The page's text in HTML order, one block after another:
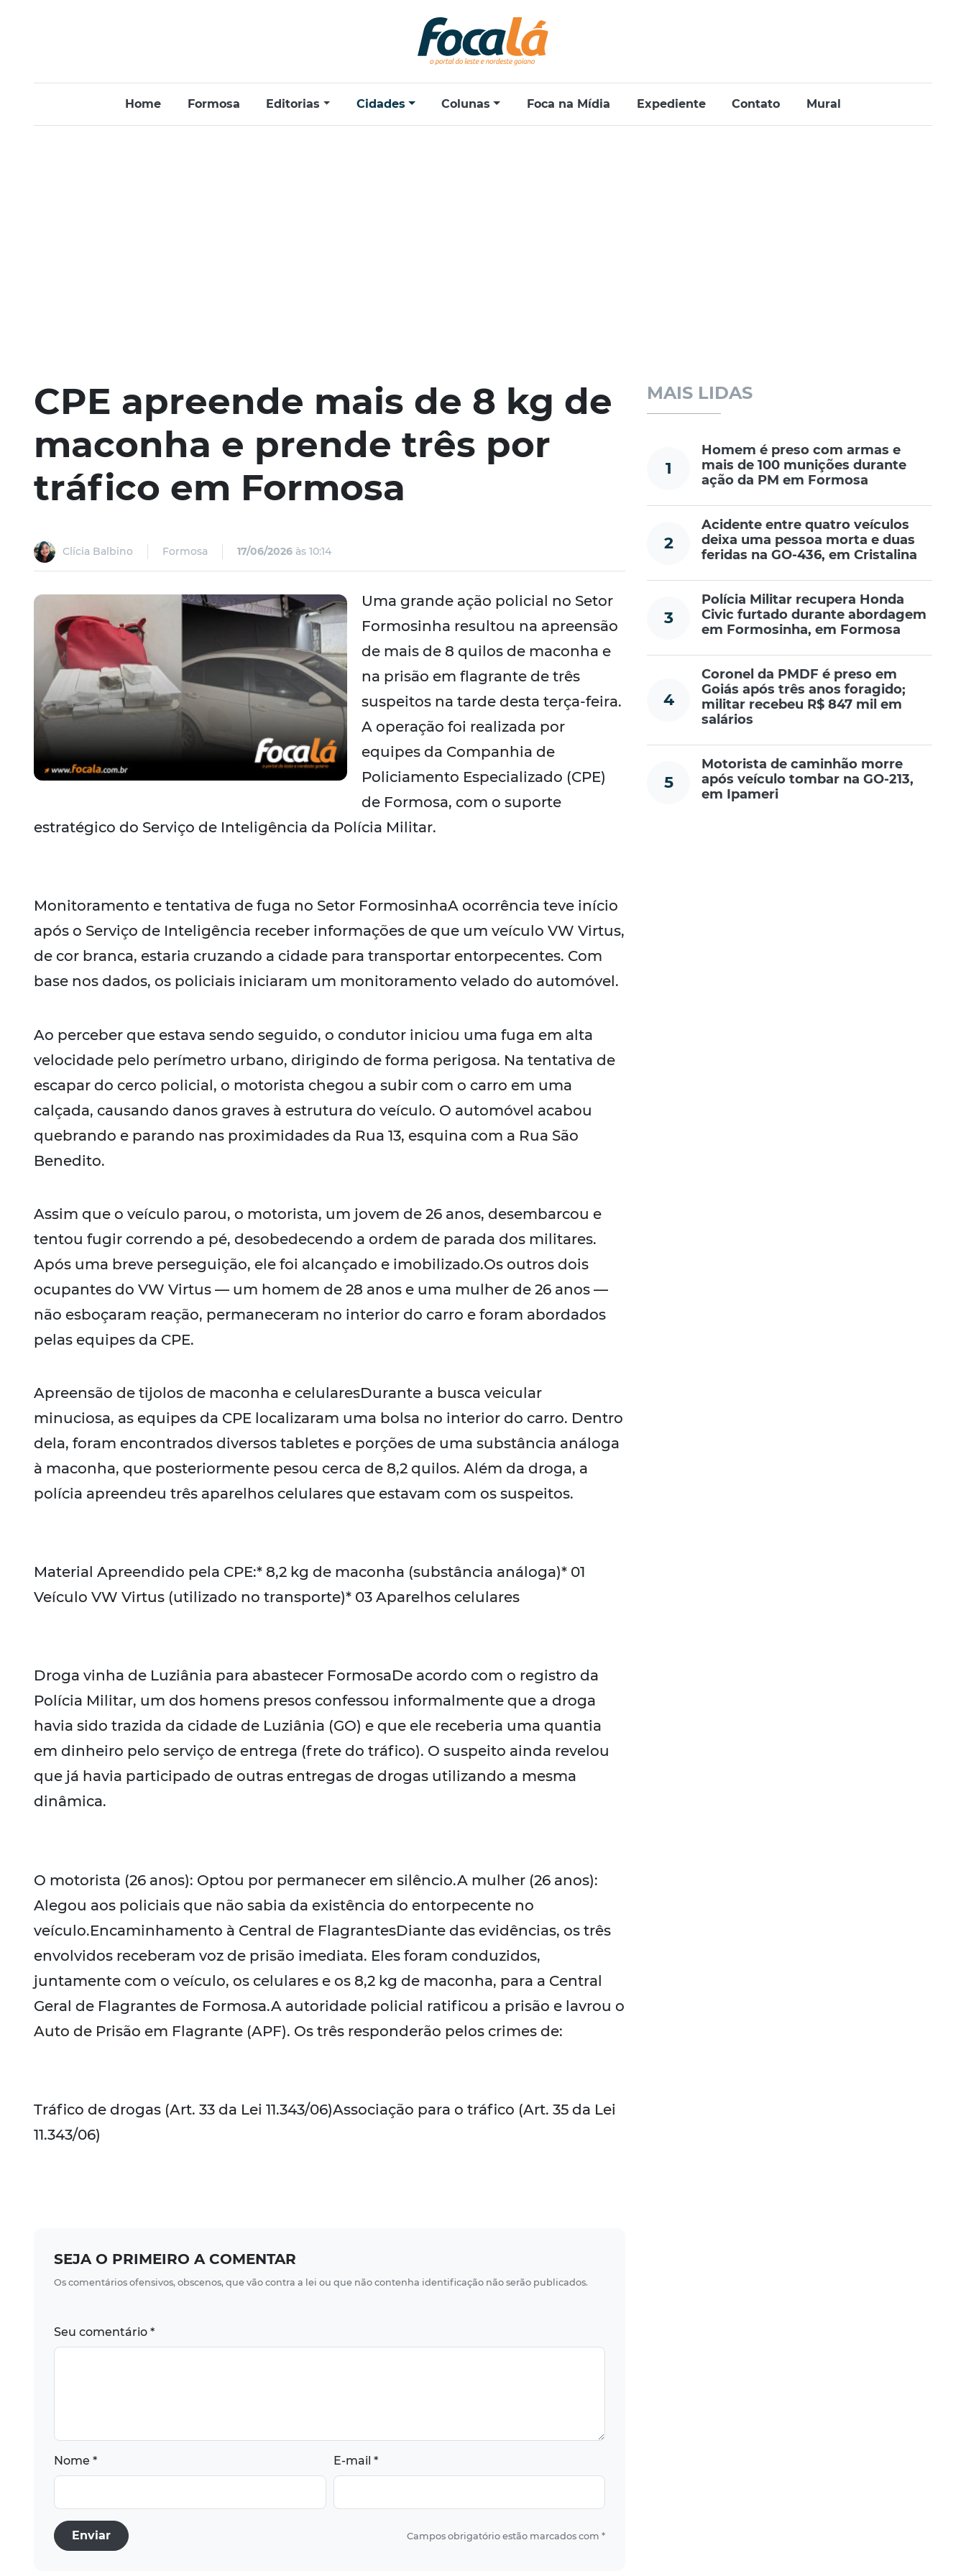
Home Formosa Editorias Cidades Colunas Foca na Mídia Expediente Contato Mural
CPE apreende mais de 8 kg de
maconha e prende três por
tráfico em Formosa
Clícia Balbino Formosa 17/06/2026 às 10:14
Uma grande ação policial no Setor
Formosinha resultou na apreensão
de mais de 8 quilos de maconha e
na prisão em flagrante de três
suspeitos na tarde desta terça-feira.
A operação foi realizada por
equipes da Companhia de
Policiamento Especializado (CPE)
de Formosa, com o suporte
estratégico do Serviço de Inteligência da Polícia Militar.
Monitoramento e tentativa de fuga no Setor FormosinhaA ocorrência teve início
após o Serviço de Inteligência receber informações de que um veículo VW Virtus,
de cor branca, estaria cruzando a cidade para transportar entorpecentes. Com
base nos dados, os policiais iniciaram um monitoramento velado do automóvel.
Ao perceber que estava sendo seguido, o condutor iniciou uma fuga em alta
velocidade pelo perímetro urbano, dirigindo de forma perigosa. Na tentativa de
escapar do cerco policial, o motorista chegou a subir com o carro em uma
calçada, causando danos graves à estrutura do veículo. O automóvel acabou
quebrando e parando nas proximidades da Rua 13, esquina com a Rua São
Benedito.
Assim que o veículo parou, o motorista, um jovem de 26 anos, desembarcou e
tentou fugir correndo a pé, desobedecendo a ordem de parada dos militares.
Após uma breve perseguição, ele foi alcançado e imobilizado.Os outros dois
ocupantes do VW Virtus — um homem de 28 anos e uma mulher de 26 anos —
não esboçaram reação, permaneceram no interior do carro e foram abordados
pelas equipes da CPE.
Apreensão de tijolos de maconha e celularesDurante a busca veicular
minuciosa, as equipes da CPE localizaram uma bolsa no interior do carro. Dentro
dela, foram encontrados diversos tabletes e porções de uma substância análoga
à maconha, que posteriormente pesou cerca de 8,2 quilos. Além da droga, a
polícia apreendeu três aparelhos celulares que estavam com os suspeitos.
Material Apreendido pela CPE:* 8,2 kg de maconha (substância análoga)* 01
Veículo VW Virtus (utilizado no transporte)* 03 Aparelhos celulares
Droga vinha de Luziânia para abastecer FormosaDe acordo com o registro da
Polícia Militar, um dos homens presos confessou informalmente que a droga
havia sido trazida da cidade de Luziânia (GO) e que ele receberia uma quantia
em dinheiro pelo serviço de entrega (frete do tráfico). O suspeito ainda revelou
que já havia participado de outras entregas de drogas utilizando a mesma
dinâmica.
O motorista (26 anos): Optou por permanecer em silêncio.A mulher (26 anos):
Alegou aos policiais que não sabia da existência do entorpecente no
veículo.Encaminhamento à Central de FlagrantesDiante das evidências, os três
envolvidos receberam voz de prisão imediata. Eles foram conduzidos,
juntamente com o veículo, os celulares e os 8,2 kg de maconha, para a Central
Geral de Flagrantes de Formosa.A autoridade policial ratificou a prisão e lavrou o
Auto de Prisão em Flagrante (APF). Os três responderão pelos crimes de:
Tráfico de drogas (Art. 33 da Lei 11.343/06)Associação para o tráfico (Art. 35 da Lei
11.343/06)
SEJA O PRIMEIRO A COMENTAR
Os comentários ofensivos, obscenos, que vão contra a lei ou que não contenha identificação não serão publicados.
Seu comentário *
Nome * E-mail *
Enviar Campos obrigatório estão marcados com *
MAIS LIDAS
1
Homem é preso com armas e
mais de 100 munições durante
ação da PM em Formosa
2
Acidente entre quatro veículos
deixa uma pessoa morta e duas
feridas na GO-436, em Cristalina
3
Polícia Militar recupera Honda
Civic furtado durante abordagem
em Formosinha, em Formosa
4
Coronel da PMDF é preso em
Goiás após três anos foragido;
militar recebeu R$ 847 mil em
salários
5
Motorista de caminhão morre
após veículo tombar na GO-213,
em Ipameri